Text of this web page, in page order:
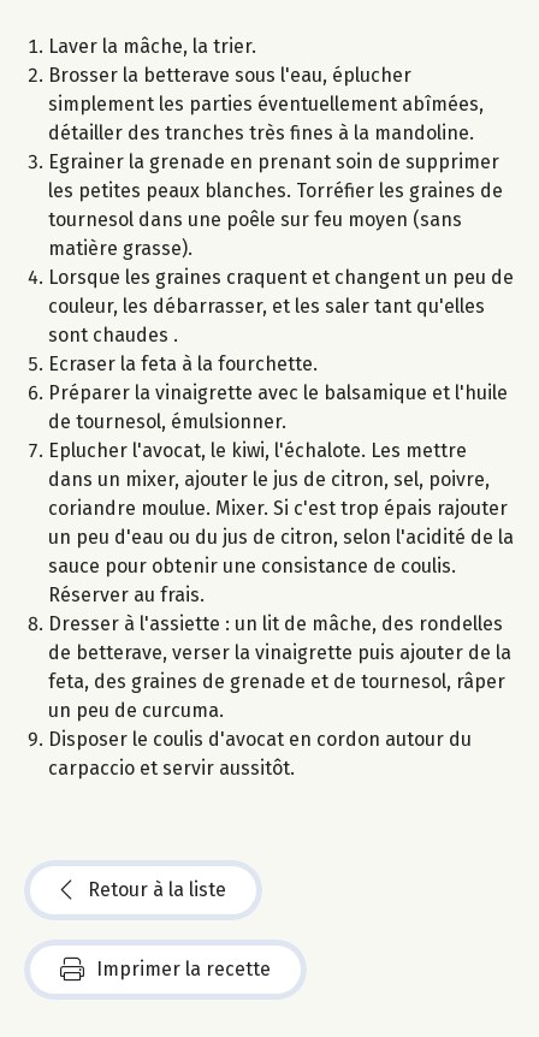
Laver la mâche, la trier.
Brosser la betterave sous l'eau, éplucher
simplement les parties éventuellement abîmées,
détailler des tranches très fines à la mandoline.
Egrainer la grenade en prenant soin de supprimer
les petites peaux blanches. Torréfier les graines de
tournesol dans une poêle sur feu moyen (sans
matière grasse).
Lorsque les graines craquent et changent un peu de
couleur, les débarrasser, et les saler tant qu'elles
sont chaudes .
Ecraser la feta à la fourchette.
Préparer la vinaigrette avec le balsamique et l'huile
de tournesol, émulsionner.
Eplucher l'avocat, le kiwi, l'échalote. Les mettre
dans un mixer, ajouter le jus de citron, sel, poivre,
coriandre moulue. Mixer. Si c'est trop épais rajouter
un peu d'eau ou du jus de citron, selon l'acidité de la
sauce pour obtenir une consistance de coulis.
Réserver au frais.
Dresser à l'assiette : un lit de mâche, des rondelles
de betterave, verser la vinaigrette puis ajouter de la
feta, des graines de grenade et de tournesol, râper
un peu de curcuma.
Disposer le coulis d'avocat en cordon autour du
carpaccio et servir aussitôt.
Retour à la liste
Imprimer la recette